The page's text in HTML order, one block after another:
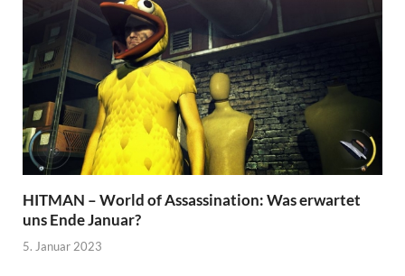
HITMAN – World of Assassination: Was erwartet
uns Ende Januar?
5. Januar 2023